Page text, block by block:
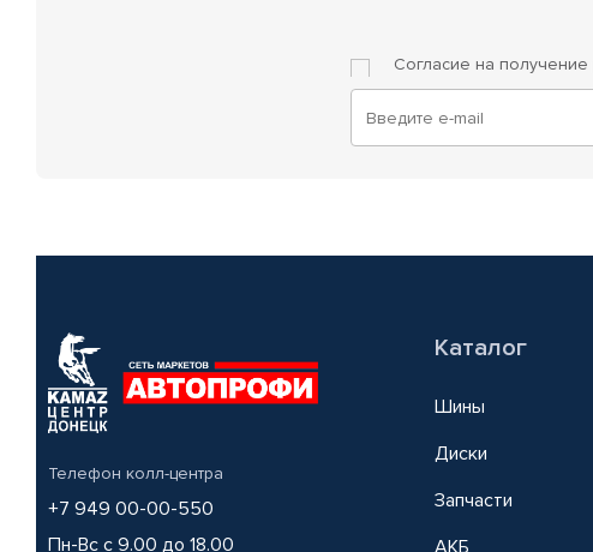
Согласие на получение
Телефон колл-центра
+7 949 00-00-550
Пн-Вс с 9.00 до 18.00
Каталог
Шины
Диски
Запчасти
АКБ